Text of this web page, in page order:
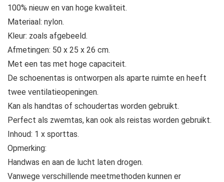
100% nieuw en van hoge kwaliteit.
Materiaal: nylon.
Kleur: zoals afgebeeld.
Afmetingen: 50 x 25 x 26 cm.
Met een tas met hoge capaciteit.
De schoenentas is ontworpen als aparte ruimte en heeft
twee ventilatieopeningen.
Kan als handtas of schoudertas worden gebruikt.
Perfect als zwemtas, kan ook als reistas worden gebruikt.
Inhoud: 1 x sporttas.
Opmerking:
Handwas en aan de lucht laten drogen.
Vanwege verschillende meetmethoden kunnen er